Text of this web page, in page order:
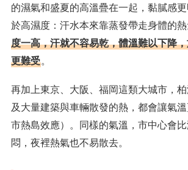
的濕氣和盛夏的高溫疊在一起，黏膩感
於高濕度：汗水本來靠蒸發帶走身體的
度一高，汗就不容易乾，體溫難以下降
更難受。
再加上東京、大阪、福岡這類大城市，
及大量建築與車輛散發的熱，都會讓氣
市熱島效應）。同樣的氣溫，市中心會
悶，夜裡熱氣也不易散去。